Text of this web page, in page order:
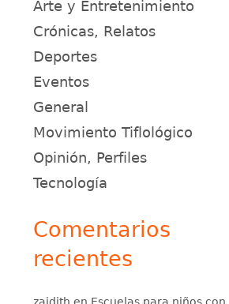
Arte y Entretenimiento
Crónicas, Relatos
Deportes
Eventos
General
Movimiento Tiflológico
Opinión, Perfiles
Tecnología
Comentarios
recientes